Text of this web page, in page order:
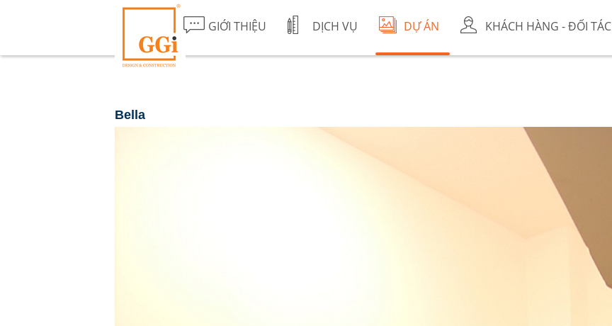
GIỚI THIỆU DỊCH VỤ DỰ ÁN KHÁCH HÀNG - ĐỐI TÁC
Bella